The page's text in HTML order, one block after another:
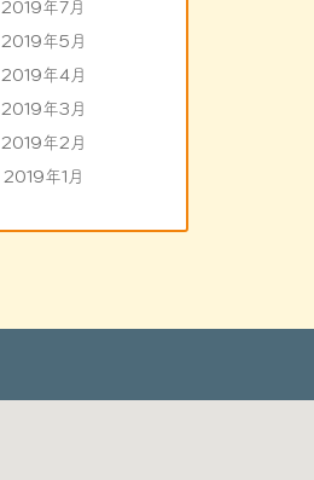
2019年7月
2019年5月
2019年4月
2019年3月
2019年2月
2019年1月